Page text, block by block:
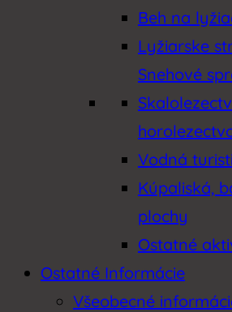
Beh na
Lyžiarske
Snehové
Vodná
Kúpaliská,
plochy
Ostatné
Ostatné Informácie
Všeobecné